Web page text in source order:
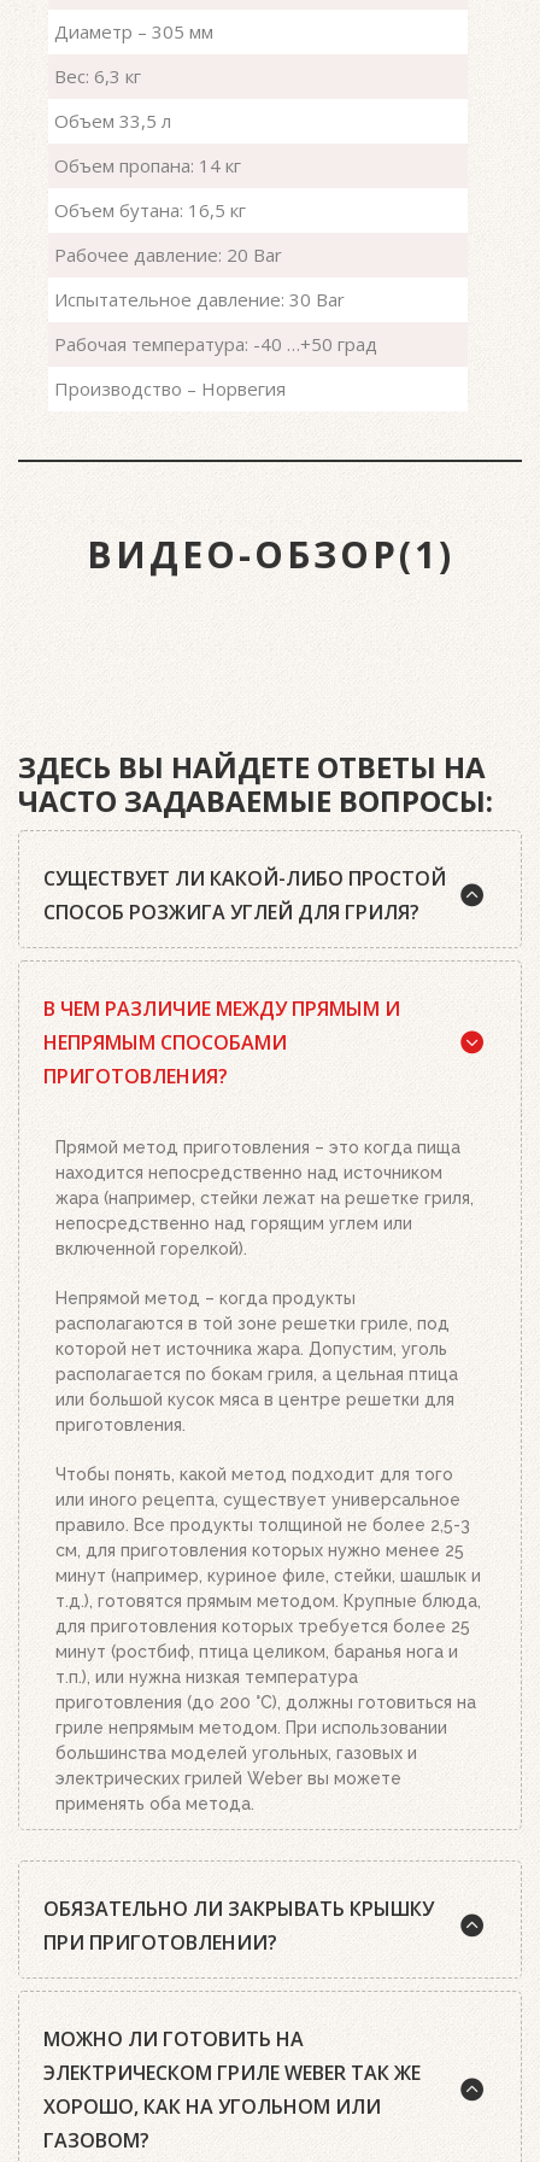
Диаметр – 305 мм
Вес: 6,3 кг
Объем 33,5 л
Объем пропана: 14 кг
Объем бутана: 16,5 кг
Рабочее давление: 20 Bar
Испытательное давление: 30 Bar
Рабочая температура: -40 …+50 град
Производство – Норвегия
ВИДЕО-ОБЗОР(1)
ЗДЕСЬ ВЫ НАЙДЕТЕ ОТВЕТЫ НА
ЧАСТО ЗАДАВАЕМЫЕ ВОПРОСЫ:
СУЩЕСТВУЕТ ЛИ КАКОЙ-ЛИБО ПРОСТОЙ
СПОСОБ РОЗЖИГА УГЛЕЙ ДЛЯ ГРИЛЯ?
качественный древесный уголь или угольные
брикеты Weber, кубики для розжига, а также наш
необходимым количеством угля или брикетов,
решетку для угля и подожгите их. Сверху
поставьте заполненный углем или брикетами
стартер. Больше ничего делать не нужно.
Топливо разгорится полностью за 20-30 минут, в
зависимости от количества угля или брикетов.
Когда верхний уголь станет красным, а слой
брикетов покроется белым пеплом, высыпьте
уголь из стартера на решетку для угля. Жар
будет просто отличным!
В ЧЕМ РАЗЛИЧИЕ МЕЖДУ ПРЯМЫМ И
НЕПРЯМЫМ СПОСОБАМИ
ПРИГОТОВЛЕНИЯ?
Прямой метод приготовления – это когда пища
находится непосредственно над источником
жара (например, стейки лежат на решетке гриля,
непосредственно над горящим углем или
включенной горелкой).
Непрямой метод – когда продукты
располагаются в той зоне решетки гриле, под
которой нет источника жара. Допустим, уголь
располагается по бокам гриля, а цельная птица
или большой кусок мяса в центре решетки для
приготовления.
Чтобы понять, какой метод подходит для того
или иного рецепта, существует универсальное
правило. Все продукты толщиной не более 2,5-3
см, для приготовления которых нужно менее 25
минут (например, куриное филе, стейки, шашлык и
т.д.), готовятся прямым методом. Крупные блюда,
для приготовления которых требуется более 25
минут (ростбиф, птица целиком, баранья нога и
т.п.), или нужна низкая температура
приготовления (до 200 °C), должны готовиться на
гриле непрямым методом. При использовании
большинства моделей угольных, газовых и
электрических грилей Weber вы можете
применять оба метода.
ОБЯЗАТЕЛЬНО ЛИ ЗАКРЫВАТЬ КРЫШКУ
ПРИ ПРИГОТОВЛЕНИИ?
готовить на гриле с закрытой крышкой. А среди
гриль-мастеров есть такое правило: чтобы
крышку только два раза: первый раз, когда
закладываешь мясо, второй – когда его
МОЖНО ЛИ ГОТОВИТЬ НА
ЭЛЕКТРИЧЕСКОМ ГРИЛЕ WEBER ТАК ЖЕ
ХОРОШО, КАК НА УГОЛЬНОМ ИЛИ
ГАЗОВОМ?